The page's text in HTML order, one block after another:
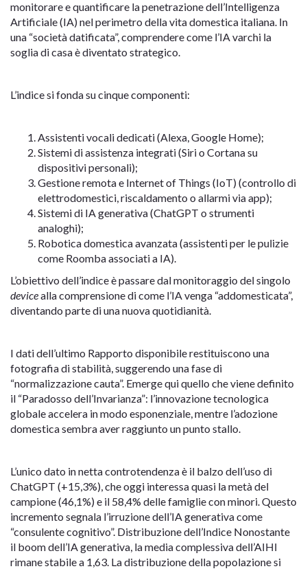
monitorare e quantificare la penetrazione dell’Intelligenza
Artificiale (IA) nel perimetro della vita domestica italiana. In
una “società datificata”, comprendere come l’IA varchi la
soglia di casa è diventato strategico.
L’indice si fonda su cinque componenti:
Assistenti vocali dedicati (Alexa, Google Home);
Sistemi di assistenza integrati (Siri o Cortana su
dispositivi personali);
Gestione remota e Internet of Things (IoT) (controllo di
elettrodomestici, riscaldamento o allarmi via app);
Sistemi di IA generativa (ChatGPT o strumenti
analoghi);
Robotica domestica avanzata (assistenti per le pulizie
come Roomba associati a IA).
L’obiettivo dell’indice è passare dal monitoraggio del singolo
devicealla comprensione di come l’IA venga “addomesticata”,
diventando parte di una nuova quotidianità.
I dati dell’ultimo Rapporto disponibile restituiscono una
fotografia di stabilità, suggerendo una fase di
“normalizzazione cauta”. Emerge qui quello che viene definito
il “Paradosso dell’Invarianza”: l’innovazione tecnologica
globale accelera in modo esponenziale, mentre l’adozione
domestica sembra aver raggiunto un punto stallo.
L’unico dato in netta controtendenza è il balzo dell’uso di
ChatGPT (+15,3%), che oggi interessa quasi la metà del
campione (46,1%) e il 58,4% delle famiglie con minori. Questo
incremento segnala l’irruzione dell’IA generativa come
“consulente cognitivo”. Distribuzione dell’Indice Nonostante
il boom dell’IA generativa, la media complessiva dell’AIHI
rimane stabile a 1,63. La distribuzione della popolazione si